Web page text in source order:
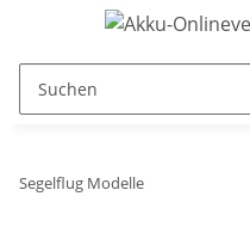
Segelflug Modelle